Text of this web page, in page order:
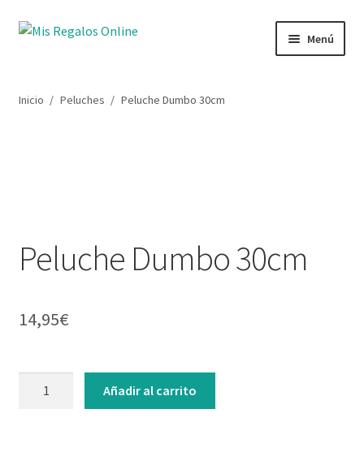
Menú
Novedades
Contacto
Inicio / Peluches / Peluche Dumbo 30cm
Peluche Dumbo 30cm
14,95€
Añadir al carrito